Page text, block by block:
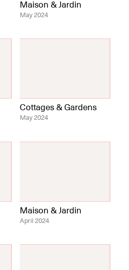
Maison & Jardin
May 2024
Cottages & Gardens
May 2024
Maison & Jardin
April 2024